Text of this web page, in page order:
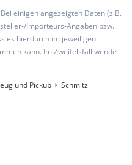
einigen angezeigten Daten (z.B.
Importeurs-Angaben bzw.
es hierdurch im jeweiligen
kann. Im Zweifelsfall wende
und Pickup
Schmitz